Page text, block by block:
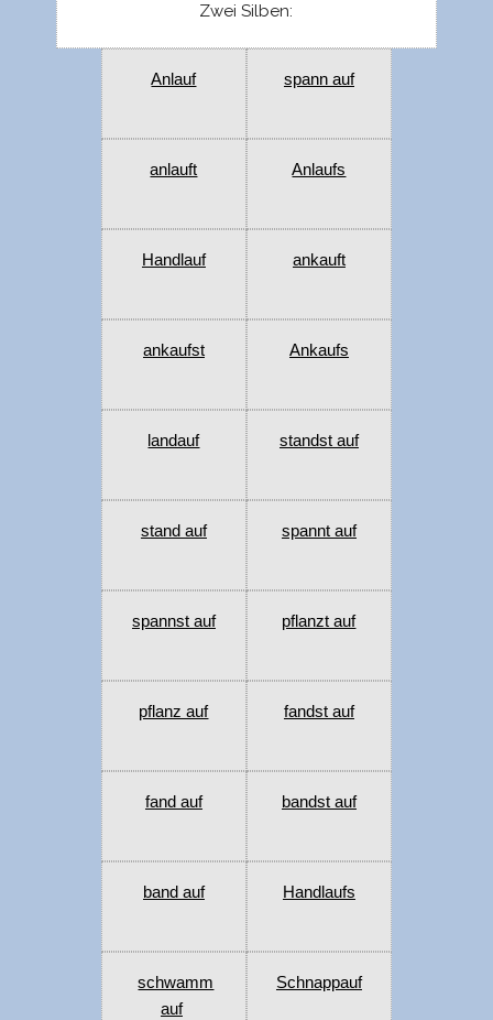
Zwei Silben:
Anlauf spann auf
anlauft Anlaufs
Handlauf ankauft
ankaufst Ankaufs
landauf standst auf
stand auf spannt auf
spannst auf pflanzt auf
pflanz auf fandst auf
fand auf bandst auf
band auf Handlaufs
schwamm
auf
Schnappauf